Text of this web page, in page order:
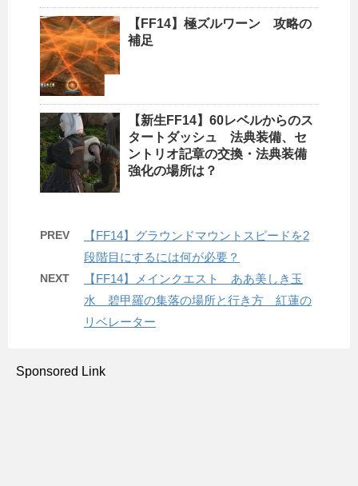
【FF14】極ズルワーン 攻略の
補足
【新生FF14】60レベルからのス
タートダッシュ 法典装備、セ
ントリオ記章の交換・法典装備
強化の場所は？
PREV
【FF14】グラウンドマウントスピードを2
段階目にするには何が必要？
NEXT
【FF14】メインクエスト ああ美しき玉
水 碧甲羅の集落の場所と行き方 紅蓮の
リベレーター
Sponsored Link